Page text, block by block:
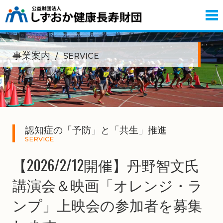
事業案内 SERVICE
認知症の「予防」と「共生」推進
SERVICE
【2026/2/12開催】丹野智文氏
講演会＆映画「オレンジ・ラ
ンプ」上映会の参加者を募集